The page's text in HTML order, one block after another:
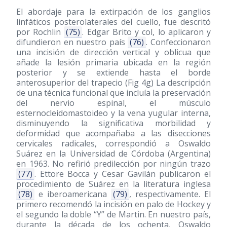
El abordaje para la extirpación de los ganglios
linfáticos posterolaterales del cuello, fue descritó
por Rochlin (75) . Edgar Brito y col, lo aplicaron y
difundieron en nuestro país (76) . Confeccionaron
una incisión de dirección vertical y oblicua que
añade la lesión primaria ubicada en la región
posterior y se extiende hasta el borde
anterosuperior del trapecio (Fig 4g) La descripción
de una técnica funcional que incluía la preservación
del nervio espinal, el músculo
esternocleidomastoideo y la vena yugular interna,
disminuyendo la significativa morbilidad y
deformidad que acompañaba a las disecciones
cervicales radicales, correspondió a Oswaldo
Suárez en la Universidad de Córdoba (Argentina)
en 1963. No refirió predilección por ningún trazo
(77) . Ettore Bocca y Cesar Gavilán publicaron el
procedimiento de Suárez en la literatura inglesa
(78) e iberoamericana (79) , respectivamente. El
primero recomendó la incisión en palo de Hockey y
el segundo la doble “Y” de Martin. En nuestro país,
durante la década de los ochenta, Oswaldo